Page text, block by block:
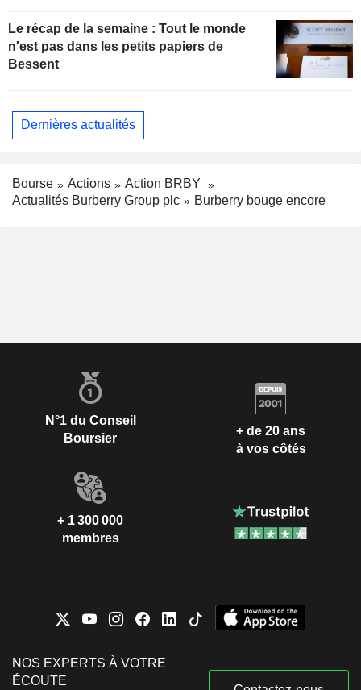
Le récap de la semaine : Tout le monde
n'est pas dans les petits papiers de
Bessent
Dernières actualités
Bourse Actions
Action BRBY
Actualités Burberry Group plc
Burberry bouge encore
N°1 du Conseil
Boursier
+ de 20 ans
à vos côtés
+ 1 300 000
membres
NOS EXPERTS À VOTRE
ÉCOUTE